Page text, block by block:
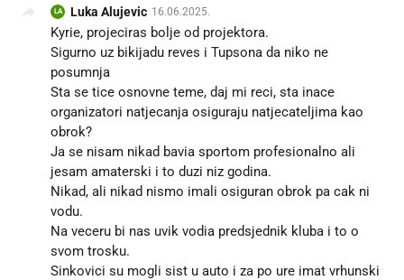
LA Luka Alujevic 16.06.2025.
Kyrie, projeciras bolje od projektora.
Sigurno uz bikijadu reves i Tupsona da niko ne
posumnja 😉
Sta se tice osnovne teme, daj mi reci, sta inace
organizatori natjecanja osiguraju natjecateljima kao
obrok?
Ja se nisam nikad bavia sportom profesionalno ali
jesam amaterski i to duzi niz godina.
Nikad, ali nikad nismo imali osiguran obrok pa cak ni
vodu.
Na veceru bi nas uvik vodia predsjednik kluba i to o
svom trosku.
Sinkovici su mogli sist u auto i za po ure imat vrhunski